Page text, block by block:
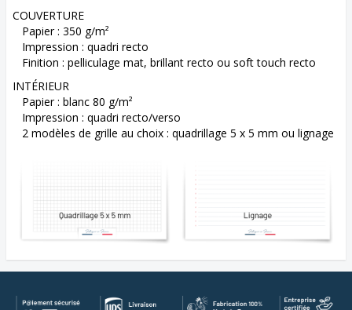
COUVERTURE
Papier : 350 g/m²
Impression : quadri recto
Finition : pelliculage mat, brillant recto ou soft touch recto
INTÉRIEUR
Papier : blanc 80 g/m²
Impression : quadri recto/verso
2 modèles de grille au choix : quadrillage 5 x 5 mm ou lignage